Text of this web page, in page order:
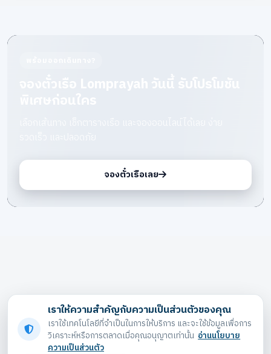
จองตั๋วเรือเลย
เราให้ความสำคัญกับความเป็นส่วนตัวของคุณ
เราใช้เทคโนโลยีที่จำเป็นในการให้บริการ และจะใช้ข้อมูลเพื่อการ
วิเคราะห์หรือการตลาดเมื่อคุณอนุญาตเท่านั้น อ่านนโยบาย
ความเป็นส่วนตัว